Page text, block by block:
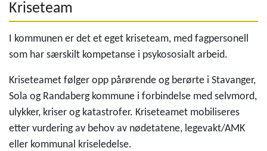
Kriseteam
I kommunen er det et eget kriseteam, med fagpersonell
som har særskilt kompetanse i psykososialt arbeid.
Kriseteamet følger opp pårørende og berørte i Stavanger,
Sola og Randaberg kommune i forbindelse med selvmord,
ulykker, kriser og katastrofer. Kriseteamet mobiliseres
etter vurdering av behov av nødetatene, legevakt/AMK
eller kommunal kriseledelse.